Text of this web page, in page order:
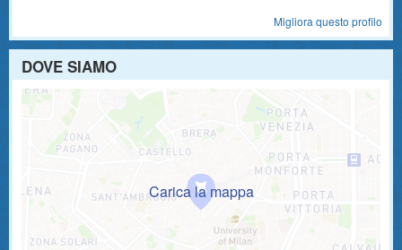
Migliora questo profilo
DOVE SIAMO